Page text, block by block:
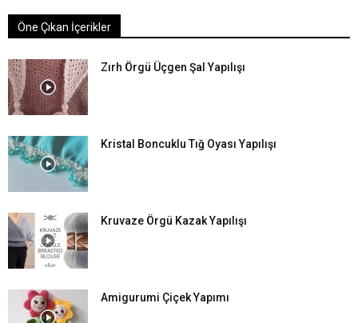
Öne Çıkan İçerikler
Zırh Örgü Üçgen Şal Yapılışı
Kristal Boncuklu Tığ Oyası Yapılışı
Kruvaze Örgü Kazak Yapılışı
Amigurumi Çiçek Yapımı